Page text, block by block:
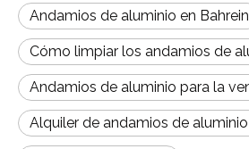
Andamios de aluminio en Bahrein
Cómo limpiar los andamios de
Andamios de aluminio para la
Alquiler de andamios de